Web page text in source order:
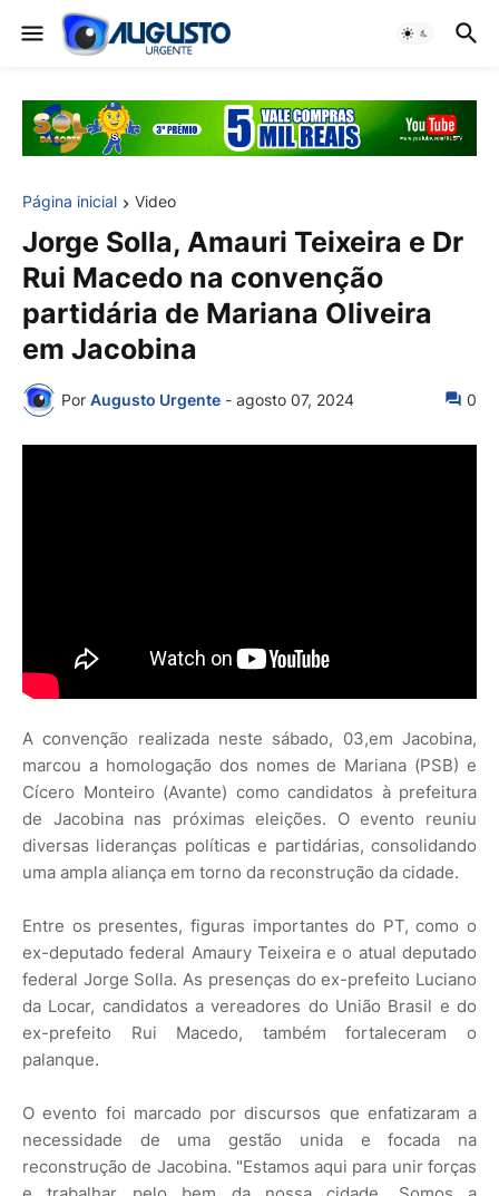
Página inicial Video
Jorge Solla, Amauri Teixeira e Dr
Rui Macedo na convenção
partidária de Mariana Oliveira
em Jacobina
Por Augusto Urgente - agosto 07, 2024 0
A convenção realizada neste sábado, 03,em Jacobina,
marcou a homologação dos nomes de Mariana (PSB) e
Cícero Monteiro (Avante) como candidatos à prefeitura
de Jacobina nas próximas eleições. O evento reuniu
diversas lideranças políticas e partidárias, consolidando
uma ampla aliança em torno da reconstrução da cidade.
Entre os presentes, figuras importantes do PT, como o
ex-deputado federal Amaury Teixeira e o atual deputado
federal Jorge Solla. As presenças do ex-prefeito Luciano
da Locar, candidatos a vereadores do União Brasil e do
ex-prefeito Rui Macedo, também fortaleceram o
palanque.
O evento foi marcado por discursos que enfatizaram a
necessidade de uma gestão unida e focada na
reconstrução de Jacobina. "Estamos aqui para unir forças